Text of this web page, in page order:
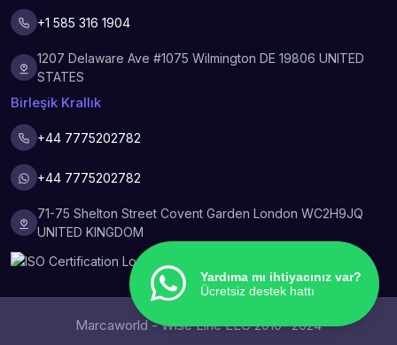
+1 585 316 1904
1207 Delaware Ave #1075 Wilmington DE 19806 UNITED
STATES
Birleşik Krallık
+44 7775202782
+44 7775202782
71-75 Shelton Street Covent Garden London WC2H9JQ
UNITED KINGDOM
Marcaworld - Wise Line LLC 2010- 2024
Yardıma mı ihtiyacınız var?
Ücretsiz destek hattı